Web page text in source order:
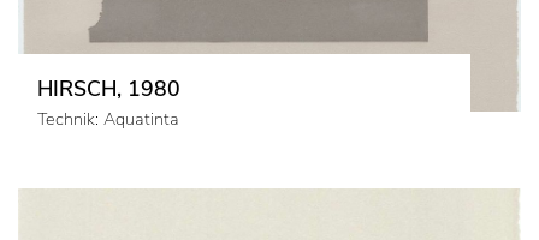
HIRSCH, 1980
Technik: Aquatinta